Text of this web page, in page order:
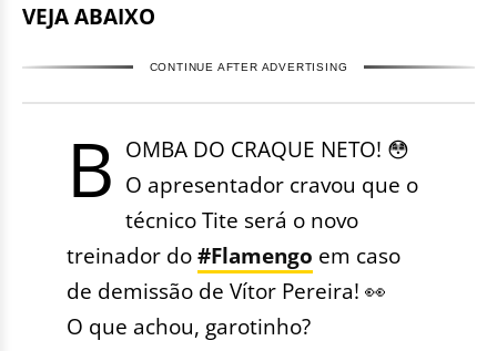
VEJA ABAIXO
CONTINUE AFTER ADVERTISING
B OMBA DO CRAQUE NETO! 😳
O apresentador cravou que o
técnico Tite será o novo
treinador do#Flamengo em caso
de demissão de Vítor Pereira! 👀
O que achou, garotinho?